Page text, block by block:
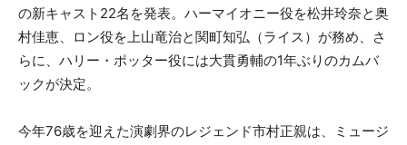
の新キャスト22名を発表。ハーマイオニー役を松井玲奈と奥
村佳恵、ロン役を上山竜治と関町知弘（ライス）が務め、さ
らに、ハリー・ポッター役には大貫勇輔の1年ぶりのカムバ
ックが決定。
今年76歳を迎えた演劇界のレジェンド市村正親は、ミュージ